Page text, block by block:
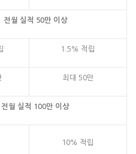
전월 실적 50만 이상
1.5% 적립
최대 50만
전월 실적 100만 이상
10% 적립